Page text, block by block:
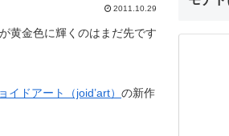
2011.10.29
黄金色に輝くのはまだ先です
イドアート（joid’art） の新作